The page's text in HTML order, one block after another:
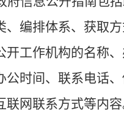
、编排体系、获取
开工作机构的名称
公时间、联系电话
联网联系方式等内容